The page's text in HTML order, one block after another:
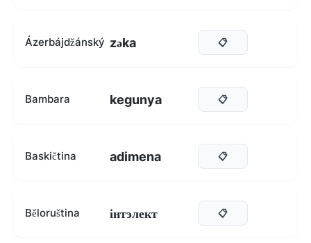
Ázerbájdžánský zəka 📋
Bambara kegunya 📋
Baskičtina adimena 📋
Běloruština інтэлект 📋